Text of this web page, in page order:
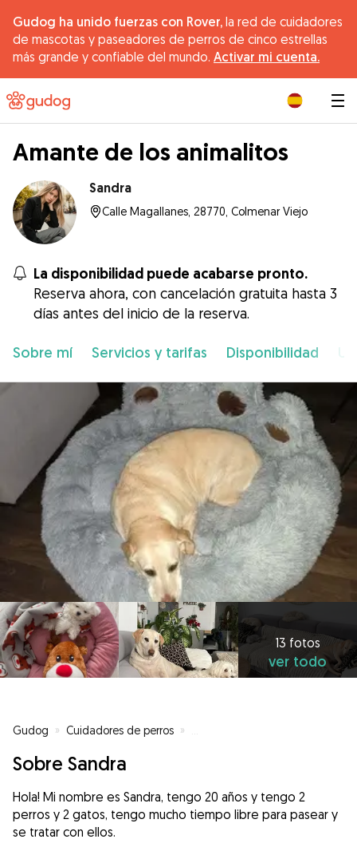
Gudog ha unido fuerzas con Rover, la red de cuidadores
de mascotas y paseadores de perros de cinco estrellas
más grande y confiable del mundo. Activar mi cuenta.
Amante de los animalitos
Sandra
Calle Magallanes, 28770, Colmenar Viejo
La disponibilidad puede acabarse pronto.
Reserva ahora, con cancelación gratuita hasta 3
días antes del inicio de la reserva.
Sobre mí Servicios y tarifas Disponibilidad
13 fotos
ver todo
Gudog » Cuidadores de perros »
Sobre Sandra
Hola! Mi nombre es Sandra, tengo 20 años y tengo 2
perros y 2 gatos, tengo mucho tiempo libre para pasear y
se tratar con ellos.